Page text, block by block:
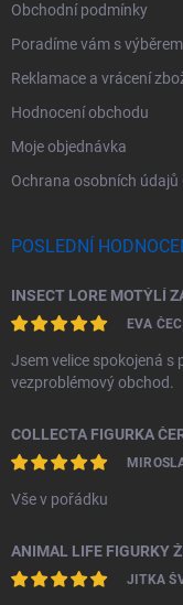
Obchodní podmínky
Poradíme vám s výběrem
Reklamace a vrácení
Hodnocení obchodu
Moje objednávka
Ochrana osobních údajů
POSLEDNÍ
EVA
Jsem velice spokojená s
vezproblémový obchod.
COLLECTA FIGURKA
Vše v pořádku
ANIMAL LIFE FIGURKY
JITKA